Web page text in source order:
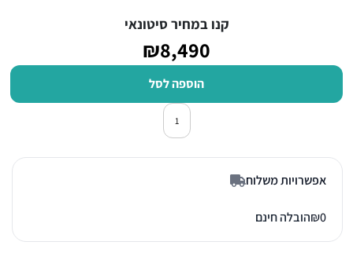
קנו במחיר סיטונאי
₪8,490
הוספה לסל
כמות של מקרר מקפיא תחתון 4 דלתות האייר HRF825FW לבן
אפשרויות משלוח
₪0 הובלה חינם